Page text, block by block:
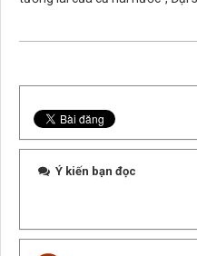
Ý kiến bạn đọc